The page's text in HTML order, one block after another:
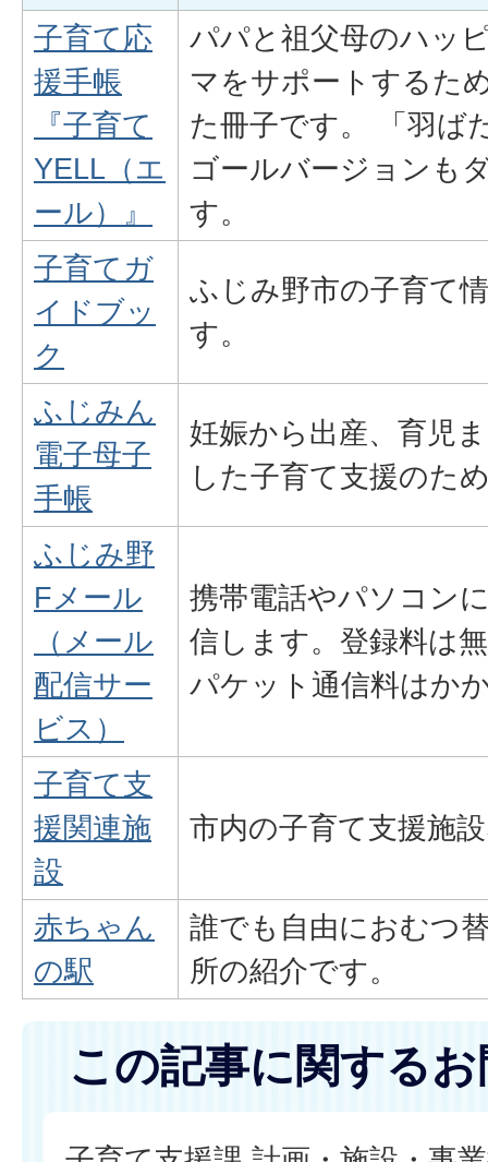
子育て応
援手帳
『子育て
YELL（エ
ール）』
パパと祖父母のハッ
マをサポートするた
た冊子です。 「羽ば
ゴールバージョンも
す。
子育てガ
イドブッ
ク
ふじみ野市の子育て
す。
ふじみん
電子母子
手帳
妊娠から出産、育児
した子育て支援のた
ふじみ野
Fメール
（メール
配信サー
ビス）
携帯電話やパソコン
信します。登録料は
パケット通信料はか
子育て支
援関連施
設
市内の子育て支援施
赤ちゃん
の駅
誰でも自由におむつ
所の紹介です。
この記事に関する